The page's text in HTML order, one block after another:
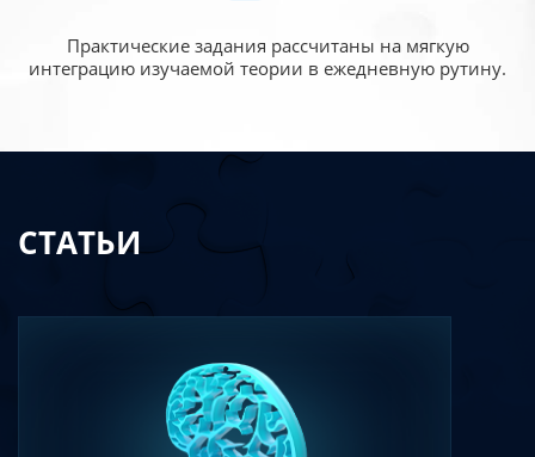
Практические задания рассчитаны на мягкую
интеграцию изучаемой теории в ежедневную рутину.
СТАТЬИ